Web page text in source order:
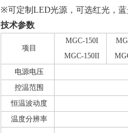
※可定制LED光源，可选红光，
技术参数
项目
MGC-150I
MGC-150II
电源电压
控温范围
恒温波动度
温度分辨率